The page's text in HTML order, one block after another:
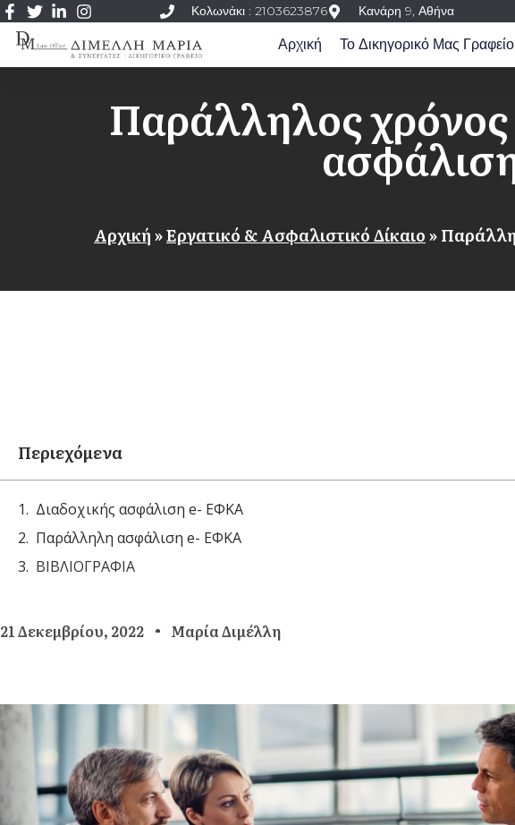
Κολωνάκι : 2103623876 Κανάρη 9, Αθήνα
Αρχική Το Δικηγορικό Μας Γραφείο
Παράλληλος
Αρχική»Εργατικό & Ασφαλιστικό Δίκαιο»
Περιεχόμενα
Διαδοχικής ασφάλιση e- ΕΦΚΑ
Παράλληλη ασφάλιση e- ΕΦΚΑ
ΒΙΒΛΙΟΓΡΑΦΙΑ
21 Δεκεμβρίου, 2022 Μαρία Διμέλλη